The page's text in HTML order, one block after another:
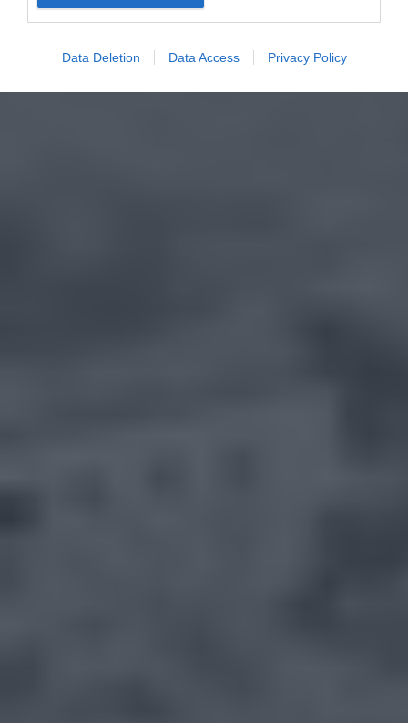
Data Deletion Data Access Privacy Policy